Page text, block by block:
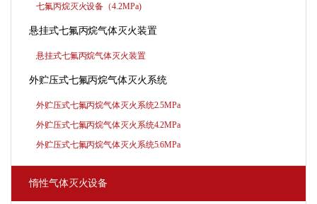
七氟丙烷灭火设备（4.2MPa)
悬挂式七氟丙烷气体灭火装置
悬挂式七氟丙烷气体灭火装置
外贮压式七氟丙烷气体灭火系统
外贮压式七氟丙烷气体灭火系统2.5MPa
外贮压式七氟丙烷气体灭火系统4.2MPa
外贮压式七氟丙烷气体灭火系统5.6MPa
惰性气体灭火设备